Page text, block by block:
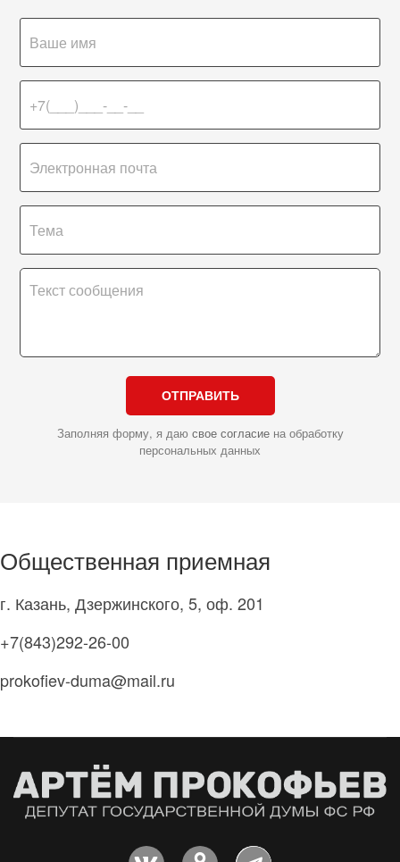
ОТПРАВИТЬ
Заполняя форму, я даю свое согласиена обработку
персональных данных
Общественная приемная
г. Казань, Дзержинского, 5, оф. 201
+7(843)292-26-00
prokofiev-duma@mail.ru